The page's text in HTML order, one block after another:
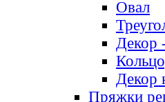
Овал
Декор
Декор
Пряжки